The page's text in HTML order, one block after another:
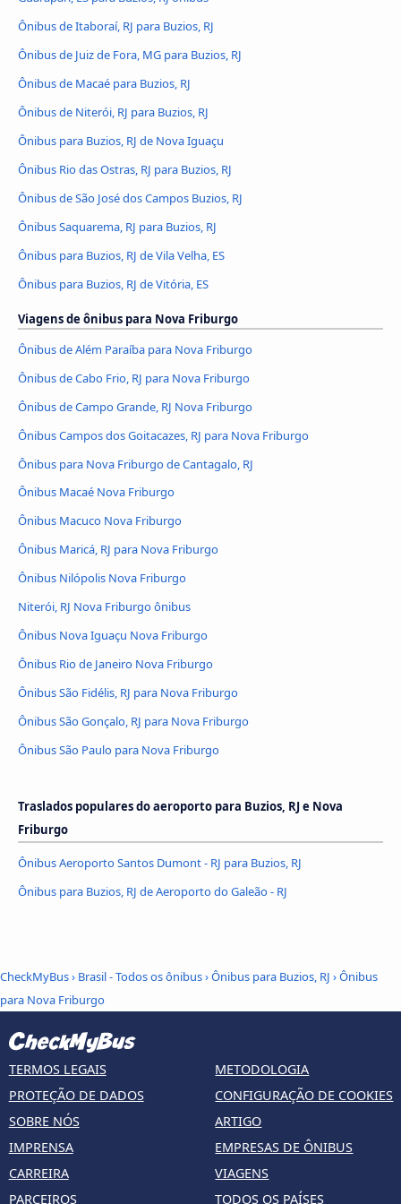
Ônibus de Itaboraí, RJ para Buzios, RJ
Ônibus de Juiz de Fora, MG para Buzios, RJ
Ônibus de Macaé para Buzios, RJ
Ônibus de Niterói, RJ para Buzios, RJ
Ônibus para Buzios, RJ de Nova Iguaçu
Ônibus Rio das Ostras, RJ para Buzios, RJ
Ônibus de São José dos Campos Buzios, RJ
Ônibus Saquarema, RJ para Buzios, RJ
Ônibus para Buzios, RJ de Vila Velha, ES
Ônibus para Buzios, RJ de Vitória, ES
Viagens de ônibus para Nova Friburgo
Ônibus de Além Paraíba para Nova Friburgo
Ônibus de Cabo Frio, RJ para Nova Friburgo
Ônibus de Campo Grande, RJ Nova Friburgo
Ônibus Campos dos Goitacazes, RJ para Nova Friburgo
Ônibus para Nova Friburgo de Cantagalo, RJ
Ônibus Macaé Nova Friburgo
Ônibus Macuco Nova Friburgo
Ônibus Maricá, RJ para Nova Friburgo
Ônibus Nilópolis Nova Friburgo
Niterói, RJ Nova Friburgo ônibus
Ônibus Nova Iguaçu Nova Friburgo
Ônibus Rio de Janeiro Nova Friburgo
Ônibus São Fidélis, RJ para Nova Friburgo
Ônibus São Gonçalo, RJ para Nova Friburgo
Ônibus São Paulo para Nova Friburgo
Traslados populares do aeroporto para Buzios, RJ e Nova
Friburgo
Ônibus Aeroporto Santos Dumont - RJ para Buzios, RJ
Ônibus para Buzios, RJ de Aeroporto do Galeão - RJ
CheckMyBus› Brasil - Todos os ônibus›Ônibus para Buzios, RJ ›Ônibus
para Nova Friburgo
TERMOS LEGAIS
PROTEÇÃO DE DADOS
SOBRE NÓS
IMPRENSA
CARREIRA
PARCEIROS
METODOLOGIA
CONFIGURAÇÃO DE COOKIES
ARTIGO
EMPRESAS DE ÔNIBUS
VIAGENS
TODOS OS PAÍSES